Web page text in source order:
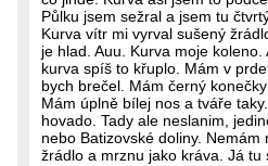
Půlku jsem sežral a jsem tu
Kurva vítr mi vyrval sušený
je hlad. Auu. Kurva moje koleno.
kurva spíš to křuplo. Mám v
bych brečel. Mám černý
Mám úplně bílej nos a tváře
hovado. Tady ale neslanim,
nebo Batizovské doliny. Nemám
žrádlo a mrznu jako kráva. Já tu